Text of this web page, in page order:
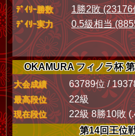
ﾃﾞｲﾘｰ勝数 1勝2敗
ﾃﾞｲﾘｰ実力 0.5級相当
OKAMURA フィノラ杯
大会成績 63789位 /
最高段位 22級
現在段位
22級 8勝10敗
第14回王位